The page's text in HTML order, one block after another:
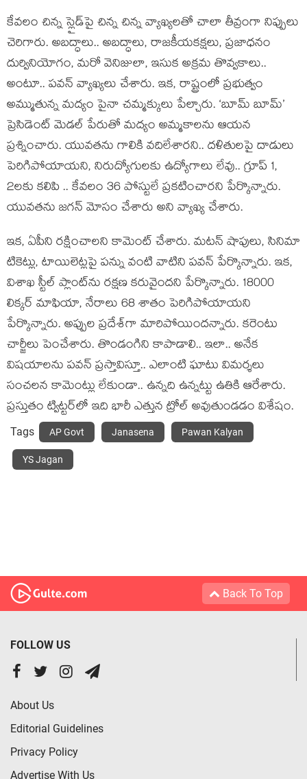
కేవ‌లం చిన్న స్లైడ్‌పై చిన్న చిన్న వ్యాఖ్య‌లతో చాలా తీవ్రంగా నిప్పులు
చెరిగారు. అబ‌ద్ధాలు.. అబ‌ద్ధాలు, రాజ‌కీయక‌క్ష‌లు, ప్ర‌జాధ‌నం
దుర్వినియోగం, మ‌రో వెనిజులా, ఇసుక అక్ర‌మ తొవ్వ‌కాలు..
అంటూ.. ప‌వ‌న్ వ్యాఖ్య‌లు చేశారు. ఇక‌, రాష్ట్రంలో ప్ర‌భుత్వం
అమ్ముతున్న మ‌ద్యం పైనా చమ్మ‌క్కులు పేల్చారు. ‘బూమ్ బూమ్‌’
ప్రెసిడెంట్ మెడ‌ల్ పేరుతో మ‌ద్యం అమ్మ‌కాల‌ను ఆయ‌న
ప్ర‌శ్నించారు. యువ‌త‌ను గాలికి వ‌దిలేశార‌ని.. ద‌ళితుల‌పై దాడులు
పెరిగిపోయాయ‌ని, నిరుద్యోగుల‌కు ఉద్యోగాలు లేవు.. గ్రూప్ 1,
2ల‌కు క‌లిపి .. కేవ‌లం 36 పోస్టులే ప్ర‌క‌టించార‌ని పేర్కొన్నారు.
యువ‌త‌ను జ‌గ‌న్ మోసం చేశారు అని వ్యాఖ్య చేశారు.
ఇక‌, ఏపీని ర‌క్షించాల‌ని కామెంట్ చేశారు. మ‌ట‌న్ షాపులు, సినిమా
టికెట్లు, టాయిలెట్ల‌పై ప‌న్ను వంటి వాటిని ప‌వ‌న్ పేర్కొన్నారు. ఇక‌,
విశాఖ స్టీల్ ప్లాంట్‌ను ర‌క్ష‌ణ క‌రువైంద‌ని పేర్కొన్నారు. 18000
లిక్క‌ర్ మాఫియా, నేరాలు 68 శాతం పెరిగిపోయాయ‌ని
పేర్కొన్నారు. అప్పుల ప్ర‌దేశ్‌గా మారిపోయింద‌న్నారు. కరెంటు
చార్జీలు పెంచేశారు. తొండంగిని కాపాడాలి.. ఇలా.. అనేక
విష‌యాల‌ను ప‌వ‌న్ ప్ర‌స్తావిస్తూ.. ఎలాంటి ఘాటు విమ‌ర్శ‌లు
సంచ‌ల‌న కామెంట్లు లేకుండా.. ఉన్న‌ది ఉన్న‌ట్టు ఉతికి ఆరేశారు.
ప్ర‌స్తుతం ట్విట్ట‌ర్‌లో ఇది భారీ ఎత్తున ట్రోల్ అవుతుండ‌డం విశేషం.
Tags AP Govt Janasena Pawan Kalyan
YS Jagan
Back To Top
FOLLOW US
About Us
Editorial Guidelines
Privacy Policy
Advertise With Us